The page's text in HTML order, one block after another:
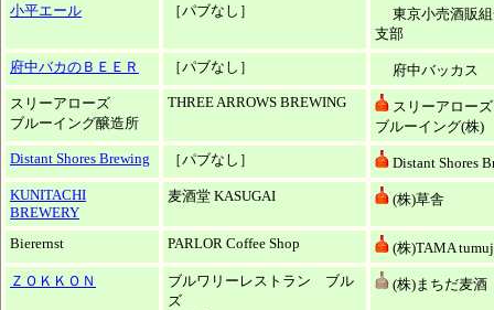
小平エール
［パブなし］
東京小売酒販
支部
府中バカのＢＥＥＲ
［パブなし］
府中バッカス
スリーアローズ
ブルーイング醸造所
THREE ARROWS BREWING
スリーアローズ
ブルーイング(株)
Distant Shores Brewing
［パブなし］
Distant Shores
KUNITACHI
BREWERY
麦酒堂 KASUGAI (株)草舎
Bierernst PARLOR Coffee Shop
(株)TAMA
ＺＯＫＫＯＮ
ブルワリーレストラン ブル
ズ
(株)まちだ麦酒